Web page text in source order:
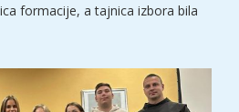
formacije, a tajnica izbora bila